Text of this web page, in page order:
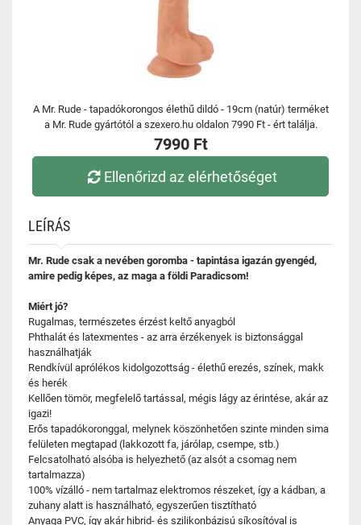
A Mr. Rude - tapadókorongos élethű dildó - 19cm (natúr) terméket
a Mr. Rude gyártótól a szexero.hu oldalon 7990 Ft - ért találja.
7990 Ft
Ellenőrizd az elérhetőséget
LEÍRÁS
Mr. Rude csak a nevében goromba - tapintása igazán gyengéd,
amire pedig képes, az maga a földi Paradicsom!
Miért jó?
Rugalmas, természetes érzést keltő anyagból
Phthalát és latexmentes - az arra érzékenyek is biztonsággal
használhatják
Rendkívül aprólékos kidolgozottság - élethű erezés, színek, makk
és herék
Kellően tömör, megfelelő tartással, mégis lágy az érintése, akár az
igazi!
Erős tapadókoronggal, melynek köszönhetően szinte minden sima
felületen megtapad (lakkozott fa, járólap, csempe, stb.)
Felcsatolható alsóba is helyezhető (az alsót a csomag nem
tartalmazza)
100% vízálló - nem tartalmaz elektromos részeket, így a kádban, a
zuhany alatt is használható, egyszerűen tisztítható
Anyaga PVC, így akár hibrid- és szilikonbázisú síkosítóval is